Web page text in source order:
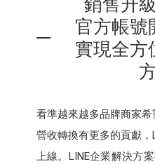
銷售升
官方帳號
實現全方
看準越來越多品牌商家
營收轉換有更多的貢獻
上線。LINE企業解決⽅